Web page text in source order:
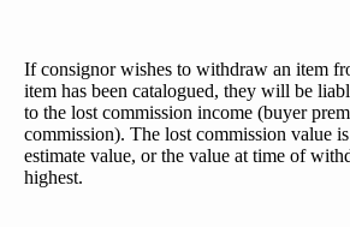
If consignor wishes to withdraw an item
item has been catalogued, they will be
to the lost commission income (buyer
commission). The lost commission value
estimate value, or the value at time of
highest.